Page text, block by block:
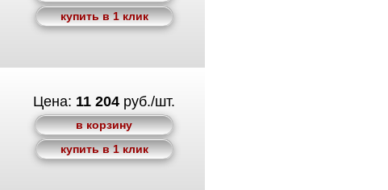
купить в 1 клик
Цена: 11 204 руб./шт.
в корзину
купить в 1 клик